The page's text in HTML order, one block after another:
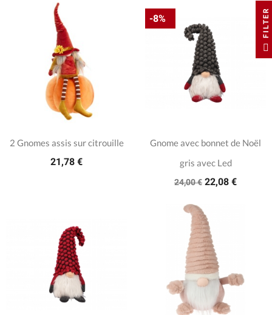
2 Gnomes assis sur citrouille
21,78 €
Gnome avec bonnet de Noël
gris avec Led
24,00 € 22,08 €
-8% FILTER